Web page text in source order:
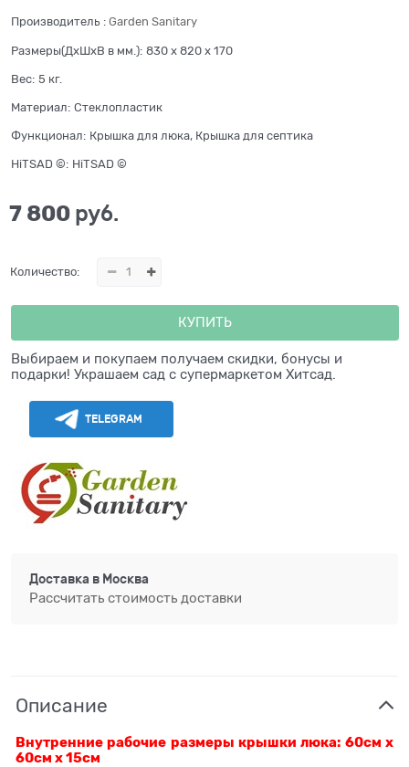
Производитель : Garden Sanitary
Размеры(ДхШхВ в мм.): 830 x 820 x 170
Вес: 5 кг.
Материал: Стеклопластик
Функционал: Крышка для люка, Крышка для септика
HiTSAD ©: HiTSAD ©
7 800 руб.
Количество:
КУПИТЬ
Выбираем и покупаем получаем скидки, бонусы и
подарки! Украшаем сад с супермаркетом Хитсад.
TELEGRAM
Доставка в Москва
Рассчитать стоимость доставки
Описание
Внутренние рабочие размеры крышки люка: 60см х
60см х 15см